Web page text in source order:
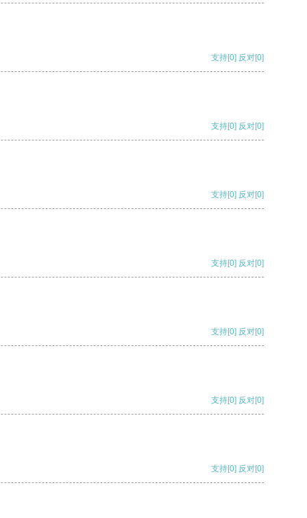
支持[0] 反对[0]
支持[0] 反对[0]
支持[0] 反对[0]
支持[0] 反对[0]
支持[0] 反对[0]
支持[0] 反对[0]
支持[0] 反对[0]